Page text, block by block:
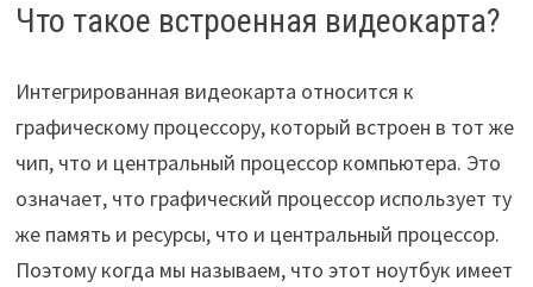
Что такое встроенная видеокарта?
Интегрированная видеокарта относится к
графическому процессору, который встроен в тот же
чип, что и центральный процессор компьютера. Это
означает, что графический процессор использует ту
же память и ресурсы, что и центральный процессор.
Поэтому когда мы называем, что этот ноутбук имеет